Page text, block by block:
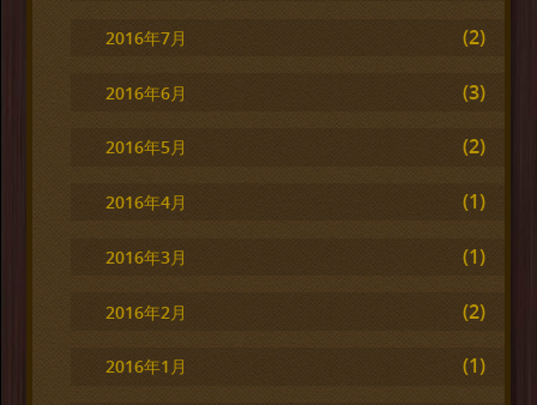
2016年7月 (2)
2016年6月 (3)
2016年5月 (2)
2016年4月 (1)
2016年3月 (1)
2016年2月 (2)
2016年1月 (1)